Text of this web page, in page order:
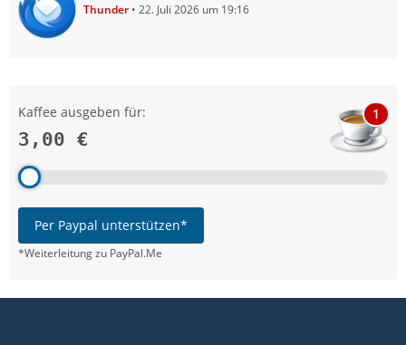
Thunder 22. Juli 2026 um 19:16
Kaffee ausgeben für:
3,00 €
1
Per Paypal unterstützen*
*Weiterleitung zu PayPal.Me